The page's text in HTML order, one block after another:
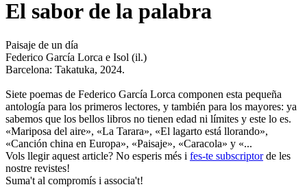
El sabor de la palabra
Paisaje de un día
Federico García Lorca e Isol (il.)
Barcelona: Takatuka, 2024.
Siete poemas de Federico García Lorca componen esta pequeña
antología para los primeros lectores, y también para los mayores: ya
sabemos que los bellos libros no tie­nen edad ni límites y este lo es.
«Mariposa del aire», «La Tarara», «El lagarto está llorando»,
«Canción china en Europa», «Paisaje», «Cara­cola» y «...
Vols llegir aquest article? No esperis més i fes-te subscriptor de les
nostre revistes!
Suma't al compromís i associa't!